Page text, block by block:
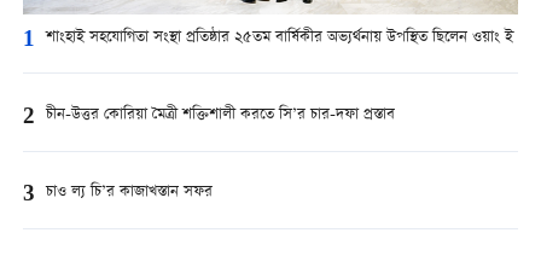
1 শাংহাই সহযোগিতা সংস্থা প্রতিষ্ঠার ২৫তম বার্ষিকীর অভ্যর্থনায় উপস্থিত ছিলেন ওয়াং ই
2 চীন-উত্তর কোরিয়া মৈত্রী শক্তিশালী করতে সি’র চার-দফা প্রস্তাব
3 চাও ল্য চি’র কাজাখস্তান সফর